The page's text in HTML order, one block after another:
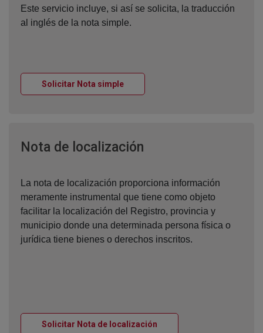
Este servicio incluye, si así se solicita, la traducción
al inglés de la nota simple.
Solicitar Nota simpleVentana nueva
Nota de localización
La nota de localización proporciona información
meramente instrumental que tiene como objeto
facilitar la localización del Registro, provincia y
municipio donde una determinada persona física o
jurídica tiene bienes o derechos inscritos.
Solicitar Nota de localización